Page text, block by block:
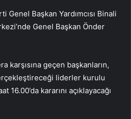
Genel Başkan Yardımcısı Binali
Genel Başkan Önder
karşısına geçen başkanların,
liderler kurulu
16.00’da kararını açıklayacağı